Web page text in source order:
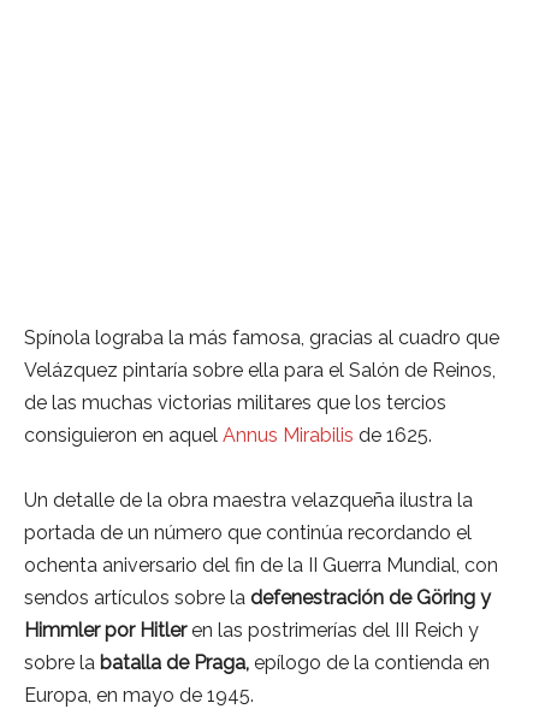
Spínola lograba la más famosa, gracias al cuadro que
Velázquez pintaría sobre ella para el Salón de Reinos,
de las muchas victorias militares que los tercios
consiguieron en aquel Annus Mirabilis de 1625.
Un detalle de la obra maestra velazqueña ilustra la
portada de un número que continúa recordando el
ochenta aniversario del fin de la II Guerra Mundial, con
sendos artículos sobre la defenestración de Göring y
Himmler por Hitleren las postrimerías del III Reich y
sobre la batalla de Praga, epílogo de la contienda en
Europa, en mayo de 1945.